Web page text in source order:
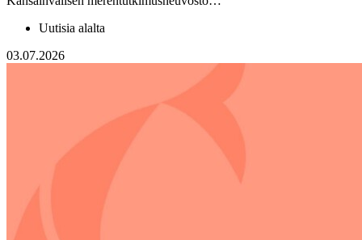
Uutisia alalta
03.07.2026